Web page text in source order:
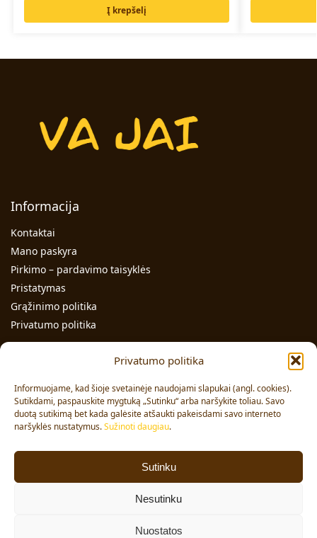
Privatumo politika
Informuojame, kad šioje svetainėje naudojami slapukai (angl. cookies).
Sutikdami, paspauskite mygtuką „Sutinku“ arba naršykite toliau. Savo
duotą sutikimą bet kada galėsite atšaukti pakeisdami savo interneto
naršyklės nustatymus.Sužinoti daugiau.
Sutinku
Nesutinku
Nuostatos
Į krepšelį
Informacija
Kontaktai
Mano paskyra
Pirkimo – pardavimo taisyklės
Pristatymas
Grąžinimo politika
Privatumo politika
Individualios veiklos pažymos Nr.: 991331
Adresas: Volungės g. 23-18, LT-63176, Alytus
Pardavimai:+370 608 91 653
Užsakymai:+370 678 36 453
Sekite mus
© 2024 VAJAI. Visos teisės saugomos.